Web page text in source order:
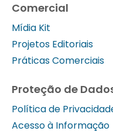
Comercial
Mídia Kit
Projetos Editoriais
Práticas Comerciais
Proteção de
Política de
Acesso à Informação